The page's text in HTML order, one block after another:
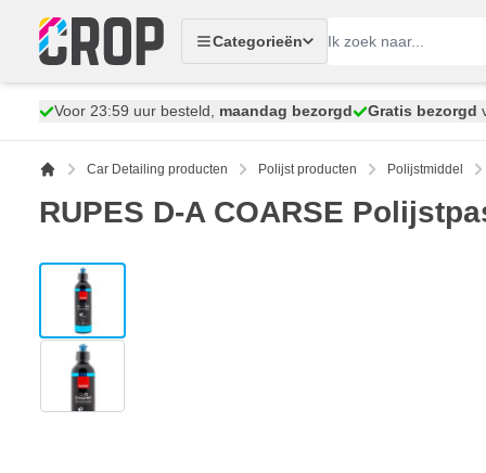
Categorieën
Voor 23:59 uur besteld, maandag bezorgd Gratis bezorgd
Car Detailing producten Polijst producten Polijstmiddel
RUPES D-A COARSE
View larger image
View larger image